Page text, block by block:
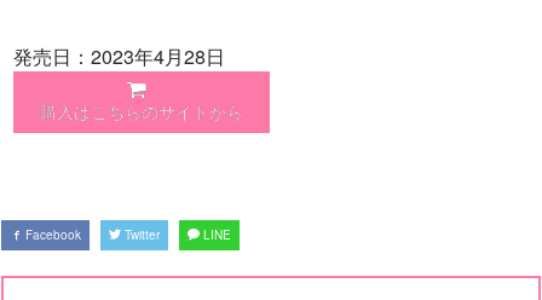
発売日：2023年4月28日
購入はこちらのサイトから
Facebook Twitter LINE